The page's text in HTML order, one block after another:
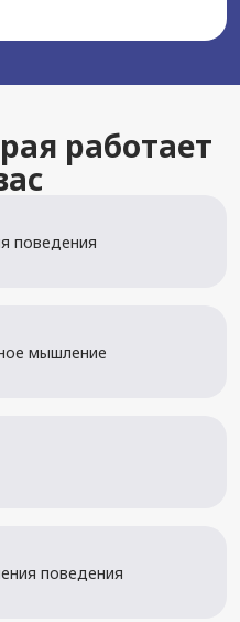
работает
поведения
мышление
поведения